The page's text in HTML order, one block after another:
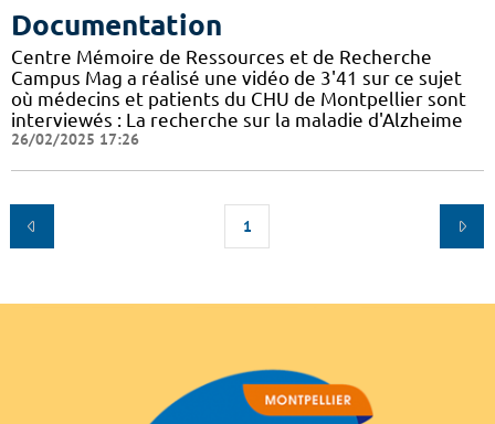
Documentation
Centre Mémoire de Ressources et de Recherche
Campus Mag a réalisé une vidéo de 3'41 sur ce sujet
où médecins et patients du CHU de Montpellier sont
interviewés : La recherche sur la maladie d'Alzheime
26/02/2025 17:26
1